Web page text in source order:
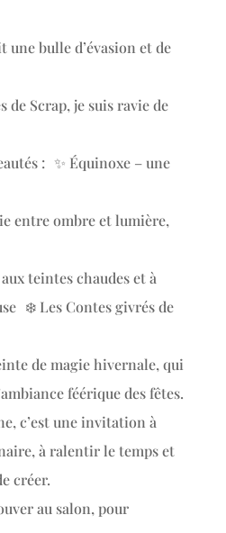
bulle d’évasion et de
de Scrap, je suis ravie de
: ✨ Équinoxe – une
entre ombre et lumière,
teintes chaudes et à
❄️ Les Contes givrés de
de magie hivernale, qui
féérique des fêtes.
c’est une invitation à
à ralentir le temps et
créer.
au salon, pour